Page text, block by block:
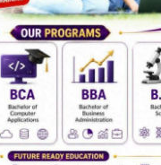
सम्झनामा आज
गरिने
१०:२७ १९ जेष्ठ २०८३, मंगलवार
दोर्ण के.सी.